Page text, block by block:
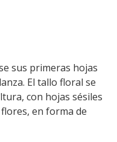
sus primeras hojas
El tallo floral se
con hojas sésiles
en forma de